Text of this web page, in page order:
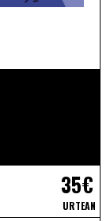
35€
URTEAN